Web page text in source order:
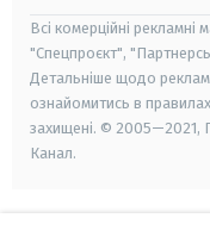
Всі комерційні рекламні
"Спецпроєкт",
Детальніше щодо
ознайомитись в
захищені. © 2005—2021,
Канал.